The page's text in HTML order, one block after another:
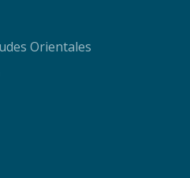
Orientales